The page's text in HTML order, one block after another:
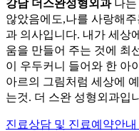
강남 더스완성형외과 나
않았음에도,나를 사랑해
과 의사입니다. 내가 세상
움을 만들어 주는 것에 최
이 우두커니 들어와 한 아
아르의 그림처럼 세상에
는것. 더 스완 성형외과입
진료상담 및 진료예약안